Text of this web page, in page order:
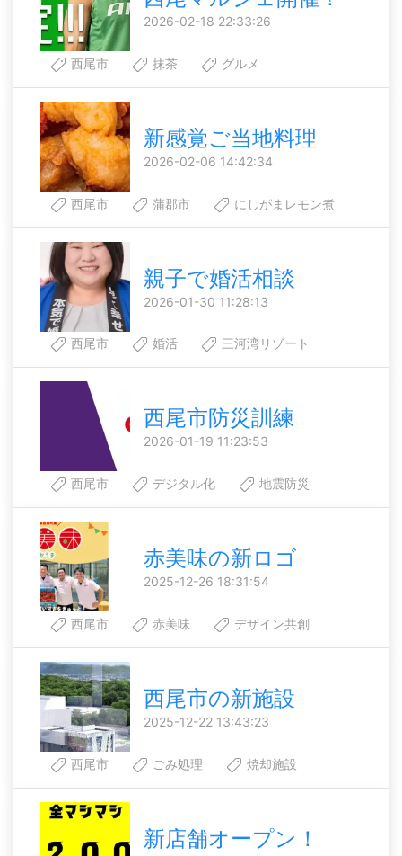
2026-02-18 22:33:26
西尾市 抹茶 グルメ
新感覚ご当地料理
2026-02-06 14:42:34
西尾市 蒲郡市 にしがまレモン煮
親子で婚活相談
2026-01-30 11:28:13
西尾市 婚活 三河湾リゾート
西尾市防災訓練
2026-01-19 11:23:53
西尾市 デジタル化 地震防災
赤美味の新ロゴ
2025-12-26 18:31:54
西尾市 赤美味 デザイン共創
西尾市の新施設
2025-12-22 13:43:23
西尾市 ごみ処理 焼却施設
新店舗オープン！